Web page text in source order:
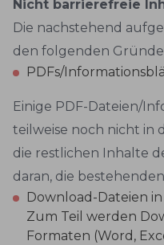
Nicht barrierefreie
Die nachstehend
den folgenden
PDFs/
Einige PDF-Dateien/
teilweise noch nicht in
die restlichen Inhalte
daran, die
Download-Dateien
Zum Teil werden
Formaten (Word,